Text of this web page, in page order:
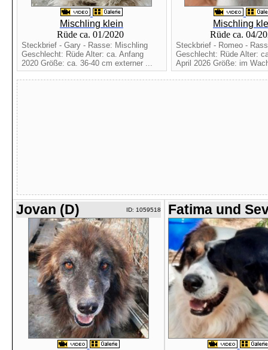
Mischling klein
Rüde ca. 01/2020
Steckbrief - Gary - Rasse: Mischling
Geschlecht: Rüde Alter: ca. Anfang
2020 Größe: ca. 36-40 cm externer ...
Mischling
Rüde ca. 04/
Steckbrief - Romeo -
Geschlecht: Rüde Alter:
April 2026 Größe: im
Jovan (D) ID: 1059518 Fatima und